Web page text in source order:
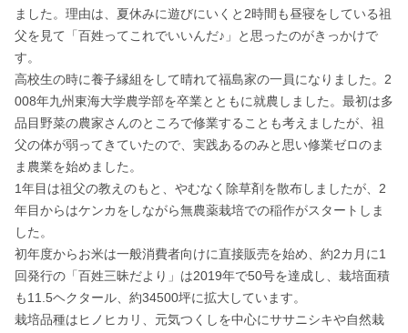
ました。理由は、夏休みに遊びにいくと2時間も昼寝をしている祖
父を見て「百姓ってこれでいいんだ♪」と思ったのがきっかけで
す。
高校生の時に養子縁組をして晴れて福島家の一員になりました。2
008年九州東海大学農学部を卒業とともに就農しました。最初は多
品目野菜の農家さんのところで修業することも考えましたが、祖
父の体が弱ってきていたので、実践あるのみと思い修業ゼロのま
ま農業を始めました。
1年目は祖父の教えのもと、やむなく除草剤を散布しましたが、2
年目からはケンカをしながら無農薬栽培での稲作がスタートしま
した。
初年度からお米は一般消費者向けに直接販売を始め、約2カ月に1
回発行の「百姓三昧だより」は2019年で50号を達成し、栽培面積
も11.5ヘクタール、約34500坪に拡大しています。
栽培品種はヒノヒカリ、元気つくしを中心にササニシキや自然栽